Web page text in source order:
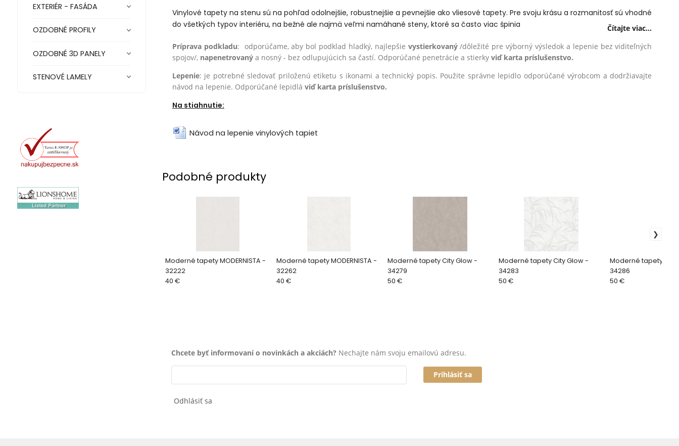
EXTERIÉR - FASÁDA
OZDOBNÉ PROFILY
OZDOBNÉ 3D PANELY
STENOVÉ LAMELY
Vinylové tapety na stenu sú na pohľad odolnejšie, robustnejšie a pevnejšie ako vliesové tapety. Pre svoju krásu a rozmanitosť sú vhodné
do všetkých typov interiéru, na bežné ale najmä veľmi namáhané steny, ktoré sa často viac špinia
Čítajte viac...
Príprava podkladu: odporúčame, aby bol podklad hladký, najlepšie vystierkovaný/dôležité pre výborný výsledok a lepenie bez viditeľných
spojov/,napenetrovanýa nosný - bez odlupujúcich sa častí. Odporúčané penetrácie a stierky viď karta príslušenstvo.
Lepenie: je potrebné sledovať priloženú etiketu s ikonami a technický popis. Použite správne lepidlo odporúčané výrobcom a dodržiavajte
návod na lepenie. Odporúčané lepidlá viď karta príslušenstvo.
Na stiahnutie:
Návod na lepenie vinylových tapiet
Podobné produkty
Moderné tapety MODERNISTA -
32222
40 €
Moderné tapety MODERNISTA -
32262
40 €
Moderné tapety City Glow -
34279
50 €
Moderné tapety City Glow -
34283
50 €
Moderné tapety City
34286
50 €
Chcete byť informovaní o novinkách a akciách? Nechajte nám svoju emailovú adresu.
Prihlásiť sa
Odhlásiť sa